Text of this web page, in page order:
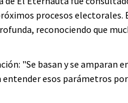
procesos electorales.
reconociendo que
"Se basan y se amparan
esos parámetros